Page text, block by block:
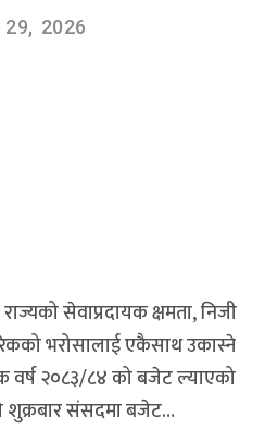
29, 2026
राज्यको सेवाप्रदायक क्षमता, निजी
भरोसालाई एकैसाथ उकास्ने
वर्ष २०८३/८४ को बजेट ल्याएको
संसदमा बजेट…